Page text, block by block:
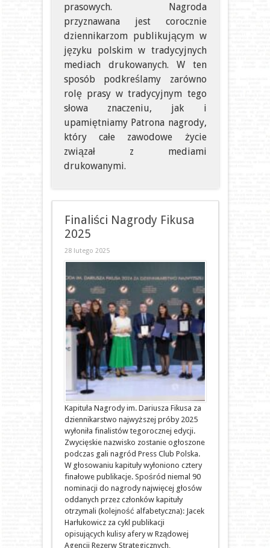
prasowych. Nagroda
przyznawana jest corocznie
dziennikarzom publikującym w
języku polskim w tradycyjnych
mediach drukowanych. W ten
sposób podkreślamy zarówno
rolę prasy w tradycyjnym tego
słowa znaczeniu, jak i
upamiętniamy Patrona nagrody,
który całe zawodowe życie
związał z mediami
drukowanymi.
Finaliści Nagrody Fikusa
2025
28 lutego 2025
Kapituła Nagrody im. Dariusza Fikusa za
dziennikarstwo najwyższej próby 2025
wyłoniła finalistów tegorocznej edycji.
Zwycięskie nazwisko zostanie ogłoszone
podczas gali nagród Press Club Polska.
W głosowaniu kapituły wyłoniono cztery
finałowe publikacje. Spośród niemal 90
nominacji do nagrody najwięcej głosów
oddanych przez członków kapituły
otrzymali (kolejność alfabetyczna): Jacek
Harłukowicz za cykl publikacji
opisujących kulisy afery w Rządowej
Agencji Rezerw Strategicznych,